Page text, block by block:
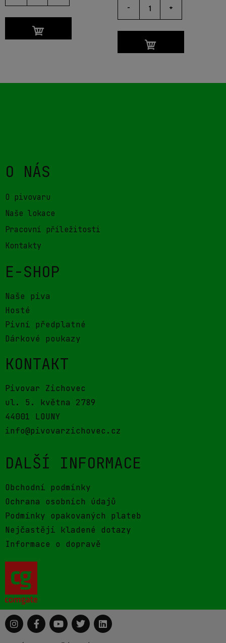
- +
O NÁS
O pivovaru
Naše lokace
Pracovní příležitosti
Kontakty
E-SHOP
Naše piva
Hosté
Pivní předplatné
Dárkové poukazy
KONTAKT
Pivovar Zichovec
ul. 5. května 2789
44001 LOUNY
info@pivovarzichovec.cz
DALŠÍ INFORMACE
Obchodní podmínky
Ochrana osobních údajů
Podmínky opakovaných plateb
Nejčastěji kladené dotazy
Informace o dopravě